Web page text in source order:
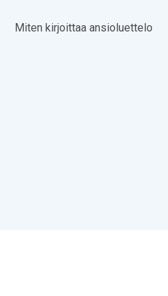
Miten kirjoittaa ansioluettelo